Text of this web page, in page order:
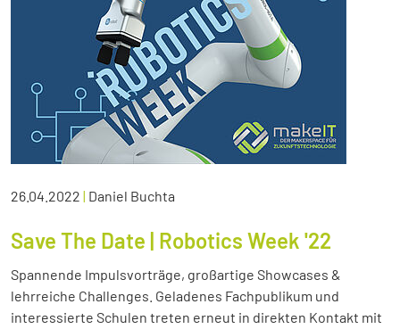
26.04.2022 | Daniel Buchta
Save The Date | Robotics Week '22
Spannende Impulsvorträge, großartige Showcases &
lehrreiche Challenges. Geladenes Fachpublikum und
interessierte Schulen treten erneut in direkten Kontakt mit